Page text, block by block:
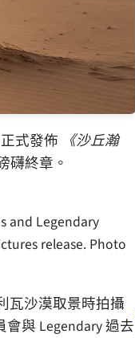
式發佈
《沙丘瀚
礴終章。
and Legendary
release. Photo
瓦沙漠取景時拍攝
與 Legendary 過去